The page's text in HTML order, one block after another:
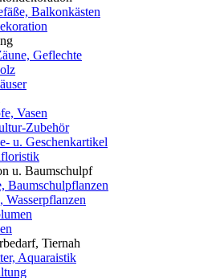
Balkonkästen
Geflechte
Vasen
Zubehör
u. Geschenkartikel
u. Baumschulpf
Baumschulpflanzen
Wasserpflanzen
Tiernah
Aquaraistik